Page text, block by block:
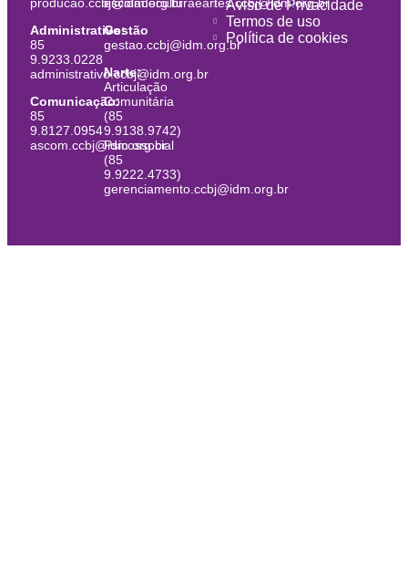
Administrativo:
85
9.9233.0228
administrativo.ccbj@idm.org.br
Comunicação:
85
9.8127.0954
ascom.ccbj@idm.org.br
Gestão
gestao.ccbj@idm.org.br
Narte:
Articulação
Comunitária
(85
9.9138.9742)
Psicossocial
(85
9.9222.4733)
gerenciamento.ccbj@idm.org.br
Aviso de Privacidade
Termos de uso
Política de cookies